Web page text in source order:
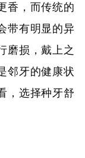
香，而传统的
带有明显的异
磨损，戴上之
邻牙的健康状
，选择种牙舒